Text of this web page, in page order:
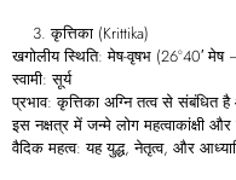
कृत्तिका (Krittika)
खगोलीय स्थिति: मेष-वृषभ (26°40′ मेष
स्वामी: सूर्य
प्रभाव: कृत्तिका अग्नि तत्व से संबंधित
इस नक्षत्र में जन्मे लोग महत्वाकांक्षी
वैदिक महत्व: यह युद्ध, नेतृत्व, और